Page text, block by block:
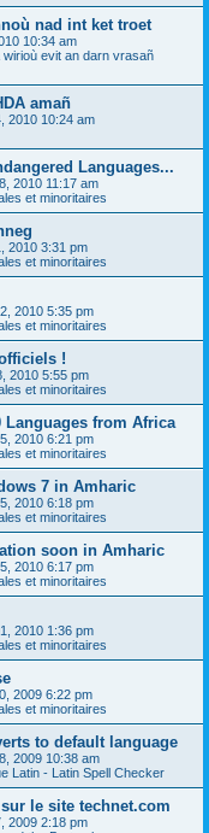
nad int ket troet
10:34 am
evit an darn vrasañ
amañ
2010 10:24 am
Languages...
2010 11:17 am
et minoritaires
2010 3:31 pm
et minoritaires
2010 5:35 pm
et minoritaires
!
2010 5:55 pm
et minoritaires
from Africa
2010 6:21 pm
et minoritaires
7 in Amharic
2010 6:18 pm
et minoritaires
soon in Amharic
2010 6:17 pm
et minoritaires
2010 1:36 pm
et minoritaires
2009 6:22 pm
et minoritaires
to default language
2009 10:38 am
Latin - Latin Spell Checker
le site technet.com
2009 2:18 pm